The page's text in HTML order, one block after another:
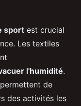
sport est crucial
Les textiles
l'humidité.
permettent de
des activités les